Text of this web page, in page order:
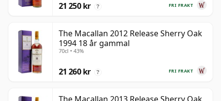
FRI FRAKT
21 250 kr ?
The Macallan 2012 Release Sherry Oak
1994 18 år gammal
70cl • 43%
FRI FRAKT
21 260 kr ?